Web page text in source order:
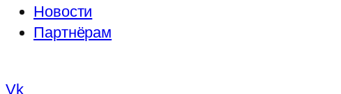
Новости
Партнёрам
Vk